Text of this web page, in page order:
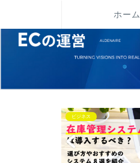
ホーム
ビジネス